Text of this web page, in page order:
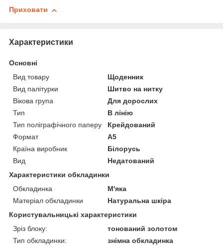
Приховати
Характеристики
Основні
Вид товару
Щоденник
Вид палітурки
Шитво на нитку
Вікова група
Для дорослих
Тип
В лінію
Тип поліграфічного паперу
Крейдований
Формат
A5
Країна виробник
Білорусь
Вид
Недатований
Характеристики обкладинки
Обкладинка
М'яка
Матеріал обкладинки
Натуральна шкіра
Користувальницькі характеристики
Зріз блоку:
тонований золотом
Тип обкладинки:
знімна обкладинка